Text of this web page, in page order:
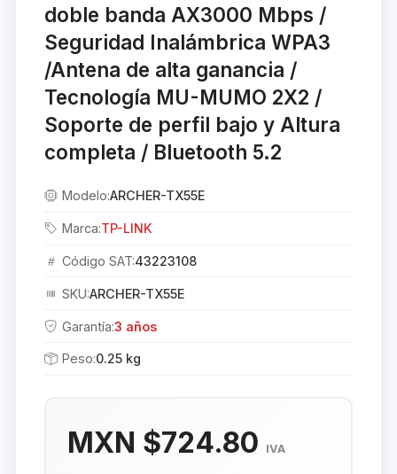
doble banda AX3000 Mbps /
Seguridad Inalámbrica WPA3
/Antena de alta ganancia /
Tecnología MU-MUMO 2X2 /
Soporte de perfil bajo y Altura
completa / Bluetooth 5.2
Modelo:ARCHER-TX55E
Marca:TP-LINK
Código SAT:43223108
SKU:ARCHER-TX55E
Garantía:3 años
Peso:0.25 kg
MXN $724.80 IVA